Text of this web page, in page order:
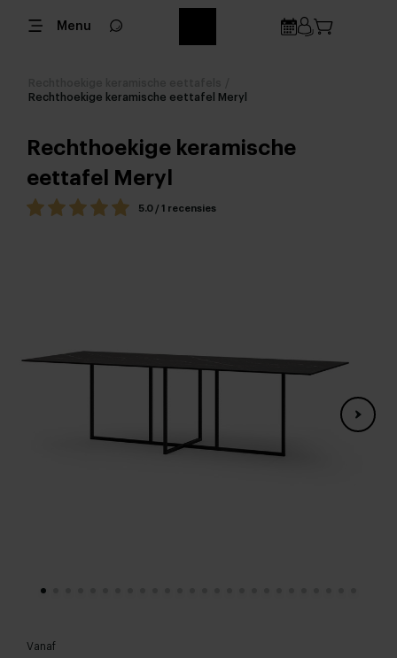
Menu
Rechthoekige keramische eettafel Meryl
Rechthoekige keramische
eettafel Meryl
5.0 / 1 recensies
Vanaf